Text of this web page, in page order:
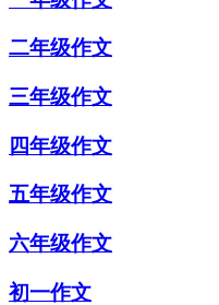
二年级作文
三年级作文
四年级作文
五年级作文
六年级作文
初一作文